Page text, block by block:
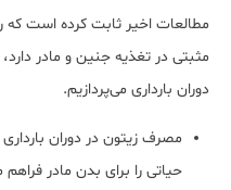
مطالعات اخیر ثابت کرده است
مثبتی در تغذیه جنین و مادر
دوران بارداری می‌پردازیم.
مصرف زیتون در دوران
حیاتی را برای بدن مادر